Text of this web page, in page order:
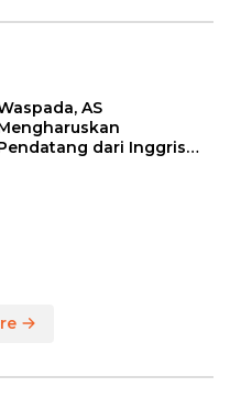
AS
dari Inggris